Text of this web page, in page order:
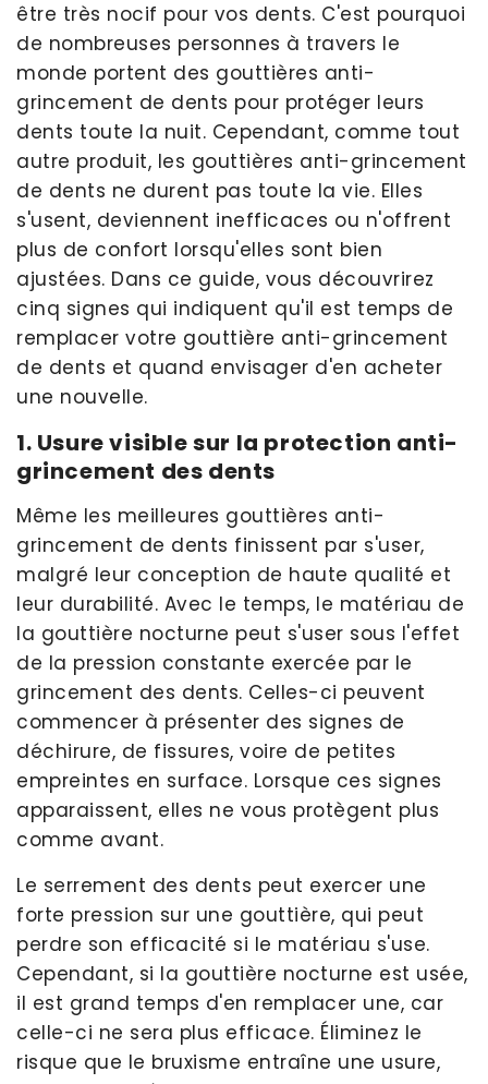
être très nocif pour vos dents. C'est pourquoi
de nombreuses personnes à travers le
monde portent des gouttières anti-
grincement de dents pour protéger leurs
dents toute la nuit. Cependant, comme tout
autre produit, les gouttières anti-grincement
de dents ne durent pas toute la vie. Elles
s'usent, deviennent inefficaces ou n'offrent
plus de confort lorsqu'elles sont bien
ajustées. Dans ce guide, vous découvrirez
cinq signes qui indiquent qu'il est temps de
remplacer votre gouttière anti-grincement
de dents et quand envisager d'en acheter
une nouvelle.
1. Usure visible sur la protection anti-
grincement des dents
Même les meilleures gouttières anti-
grincement de dents finissent par s'user,
malgré leur conception de haute qualité et
leur durabilité. Avec le temps, le matériau de
la gouttière nocturne peut s'user sous l'effet
de la pression constante exercée par le
grincement des dents. Celles-ci peuvent
commencer à présenter des signes de
déchirure, de fissures, voire de petites
empreintes en surface. Lorsque ces signes
apparaissent, elles ne vous protègent plus
comme avant.
Le serrement des dents peut exercer une
forte pression sur une gouttière, qui peut
perdre son efficacité si le matériau s'use.
Cependant, si la gouttière nocturne est usée,
il est grand temps d'en remplacer une, car
celle-ci ne sera plus efficace. Éliminez le
risque que le bruxisme entraîne une usure,